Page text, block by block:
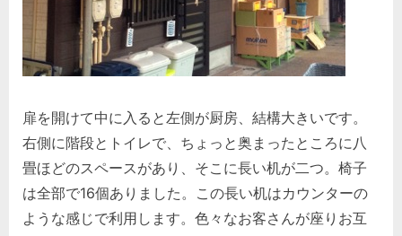
扉を開けて中に入ると左側が厨房、結構大きいです。
右側に階段とトイレで、ちょっと奥まったところに八
畳ほどのスペースがあり、そこに長い机が二つ。椅子
は全部で16個ありました。この長い机はカウンターの
ような感じで利用します。色々なお客さんが座りお互